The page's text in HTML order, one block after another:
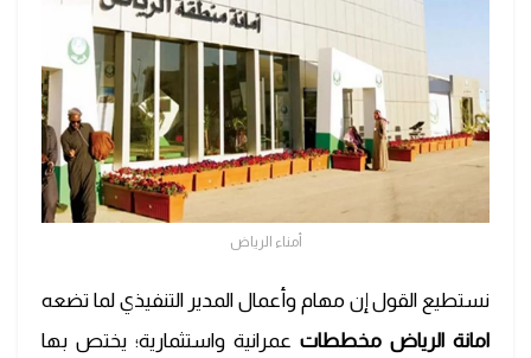
أمناء الرياض
نستطيع القول إن مهام وأعمال المدير التنفيذي لما تضعه
امانة الرياض مخططات عمرانية واستثمارية؛ يختص بها